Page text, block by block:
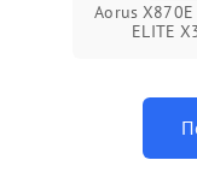
Aorus X870E
ELITE